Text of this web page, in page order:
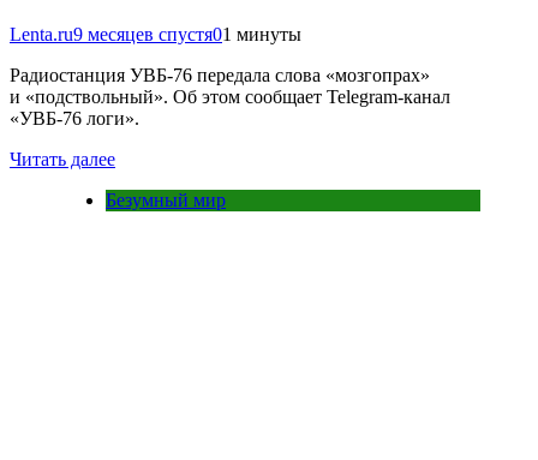
Lenta.ru9 месяцев спустя01 минуты
Радиостанция УВБ-76 передала слова «мозгопрах»
и «подствольный». Об этом сообщает Telegram-канал
«УВБ-76 логи».
Читать далее
Безумный мир